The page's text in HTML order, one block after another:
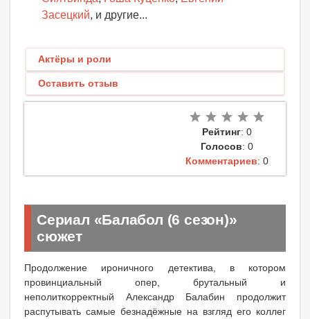
Засецкий, и другие...
Актёры и роли
Оставить отзыв
Рейтинг: 0
Голосов: 0
Комментариев: 0
Сериал «Балабол (6 сезон)»
сюжет
Продолжение ироничного детектива, в котором
провинциальный опер, брутальный и
неполиткорректный Александр Балабин продолжит
распутывать самые безнадёжные на взгляд его коллег